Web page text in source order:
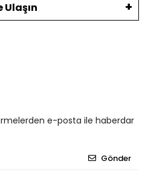
Ulaşın
e-posta ile haberdar
Gönder